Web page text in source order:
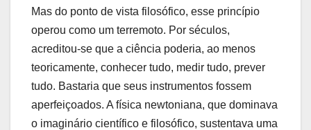
Mas do ponto de vista filosófico, esse princípio
operou como um terremoto. Por séculos,
acreditou-se que a ciência poderia, ao menos
teoricamente, conhecer tudo, medir tudo, prever
tudo. Bastaria que seus instrumentos fossem
aperfeiçoados. A física newtoniana, que dominava
o imaginário científico e filosófico, sustentava uma